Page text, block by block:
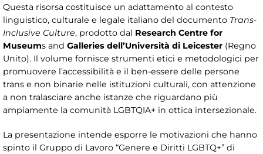
Questa risorsa costituisce un adattamento al contesto
linguistico, culturale e legale italiano del documento Trans-
Inclusive Culture, prodotto dal Research Centre for
Museums and Galleries dell’Università di Leicester (Regno
Unito). Il volume fornisce strumenti etici e metodologici per
promuovere l’accessibilità e il ben-essere delle persone
trans e non binarie nelle istituzioni culturali, con attenzione
a non tralasciare anche istanze che riguardano più
ampiamente la comunità LGBTQIA+ in ottica intersezionale.
La presentazione intende esporre le motivazioni che hanno
spinto il Gruppo di Lavoro “Genere e Diritti LGBTQ+” di